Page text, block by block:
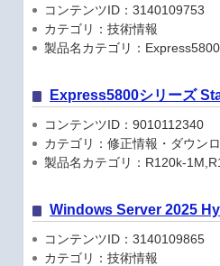
コンテンツID：3140109753
カテゴリ：技術情報
製品名カテゴリ：
Express5800シリーズ
コンテンツID：9010112340
カテゴリ：修正情報・ダウン
製品名カテゴリ：R120k-
Windows Server 2025
コンテンツID：3140109865
カテゴリ：技術情報